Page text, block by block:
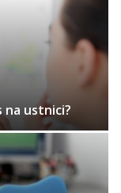
na ustnici?